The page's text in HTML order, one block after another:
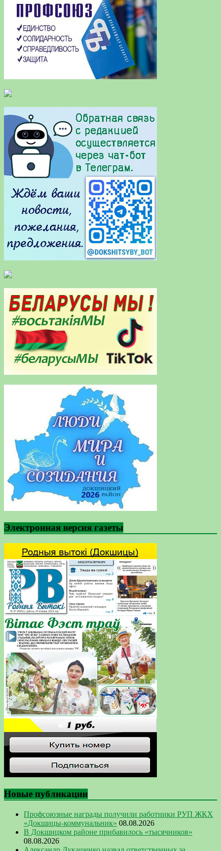
Электронная версия газеты
Новые публикации
Профсоюзные награды получили работники РУП ЖКХ
«Докшицы-коммунальник» 08.08.2026
В Докшицком районе прибавилось «тысячников»
08.08.2026